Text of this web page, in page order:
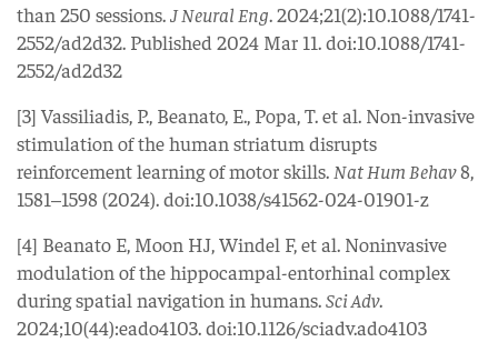
than 250 sessions.J Neural Eng. 2024;21(2):10.1088/1741-
2552/ad2d32. Published 2024 Mar 11. doi:10.1088/1741-
2552/ad2d32
[3] Vassiliadis, P., Beanato, E., Popa, T. et al. Non-invasive
stimulation of the human striatum disrupts
reinforcement learning of motor skills. Nat Hum Behav8,
1581–1598 (2024). doi:10.1038/s41562-024-01901-z
[4] Beanato E, Moon HJ, Windel F, et al. Noninvasive
modulation of the hippocampal-entorhinal complex
during spatial navigation in humans.Sci Adv.
2024;10(44):eado4103. doi:10.1126/sciadv.ado4103